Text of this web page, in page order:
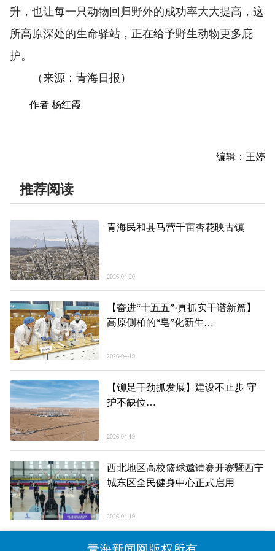
升，也让每一只动物回归野外的成功率大大提高，这
所高原深处的生命驿站，正在给予野生动物更多庇
护。
（来源：青海日报）
作者 杨红霞
编辑：王婷
推荐阅读
青海民和县马营千亩杏花映古镇
2026-04-20
【奋进“十五五”·真抓实干谱新篇】
高原侧柏的“皂”化新生
出创新创业新路
2026-04-19
【铆足干劲抓发展】建设不止步 守
护不缺位
程提速攻坚
2026-04-19
西北地区高校篮球邀请赛开赛暨西宁
城东区全民健身中心正式启用
2026-04-19